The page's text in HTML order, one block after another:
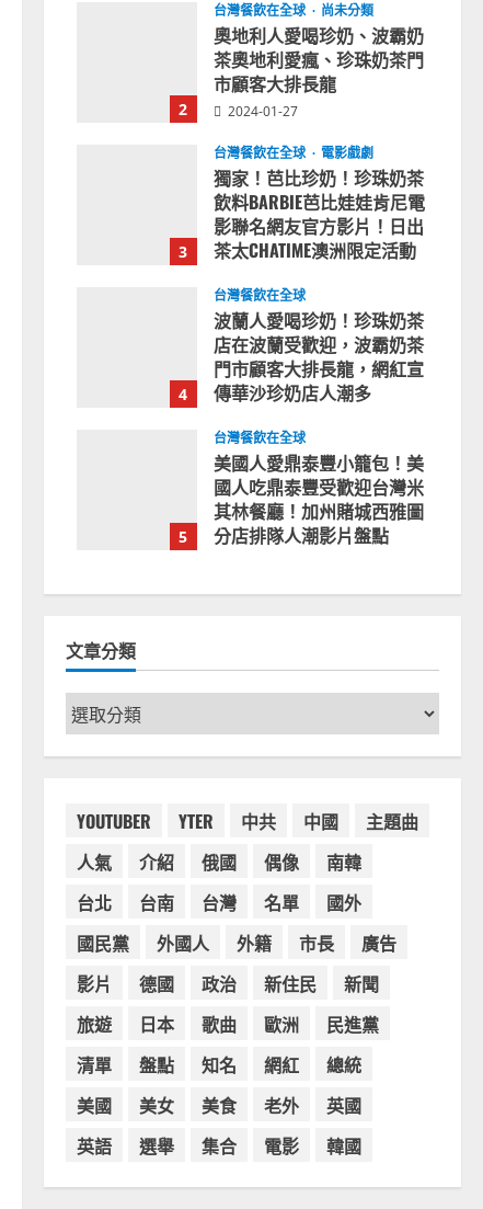
2
台灣餐飲在全球 尚未分類
奧地利人愛喝珍奶、波霸奶
茶奧地利愛瘋、珍珠奶茶門
市顧客大排長龍
2024-01-27
3
台灣餐飲在全球 電影戲劇
獨家！芭比珍奶！珍珠奶茶
飲料BARBIE芭比娃娃肯尼電
影聯名網友官方影片！日出
茶太CHATIME澳洲限定活動
4
台灣餐飲在全球
波蘭人愛喝珍奶！珍珠奶茶
店在波蘭受歡迎，波霸奶茶
門市顧客大排長龍，網紅宣
傳華沙珍奶店人潮多
5
台灣餐飲在全球
美國人愛鼎泰豐小籠包！美
國人吃鼎泰豐受歡迎台灣米
其林餐廳！加州賭城西雅圖
分店排隊人潮影片盤點
文章分類
文
章
分
YOUTUBER YTER 中共 中國
主題曲
人氣
介紹 俄國 偶像
南韓
台北
台南 台灣 名單
國外
國民黨
外國人 外籍 市長
廣告
影片
德國 政治 新住民
新聞
旅遊
日本 歌曲 歐洲
民進黨
清單
盤點 知名 網紅
總統
美國
美女 美食 老外
英國
英語
選舉 集合 電影 韓國